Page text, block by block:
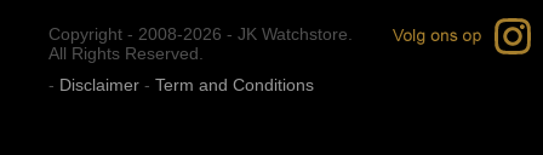
Copyright - 2008-2026 - JK Watchstore.
All Rights Reserved.
- Disclaimer - Term and Conditions